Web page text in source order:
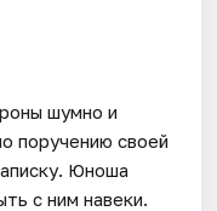
шумно и
поручению своей
Юноша
с ним навеки.